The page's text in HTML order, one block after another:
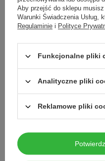
Symbol
To może Cię
peclavus brelok z filcu szary
2,50 zł
Aby przejść do sklepu
Warunki Świadczenia Usług,
Regulaminie i Polityce
Funkcjonalne pliki
Analityczne pliki
Reklamowe pliki